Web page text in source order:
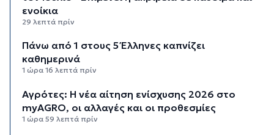
ενοίκια
29 λεπτά πρίν
Πάνω από 1 στους 5 Έλληνες καπνίζει
καθημερινά
1 ώρα 16 λεπτά πρίν
Αγρότες: Η νέα αίτηση ενίσχυσης 2026 στο
myAGRO, οι αλλαγές και οι προθεσμίες
1 ώρα 59 λεπτά πρίν